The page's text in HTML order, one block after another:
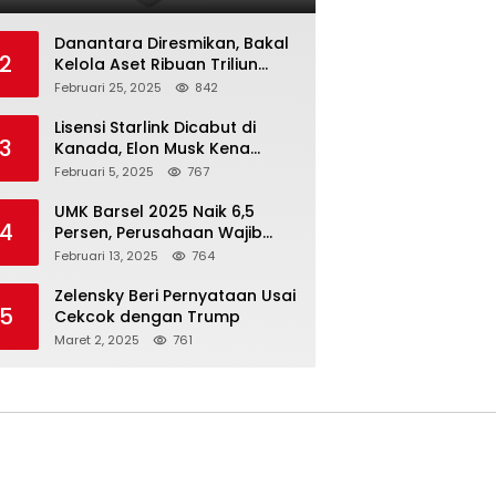
2
Danantara Diresmikan, Bakal
Kelola Aset Ribuan Triliun
Rupiah dari 7 BUMN
Februari 25, 2025 842
3
Lisensi Starlink Dicabut di
Kanada, Elon Musk Kena
Imbas ‘Perang Dagang’
Februari 5, 2025 767
4
UMK Barsel 2025 Naik 6,5
Persen, Perusahaan Wajib
Taat
Februari 13, 2025 764
5
Zelensky Beri Pernyataan Usai
Cekcok dengan Trump
Maret 2, 2025 761